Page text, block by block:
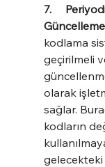
7.
kodlama
geçirilmeli
olarak
sağlar.
kodların